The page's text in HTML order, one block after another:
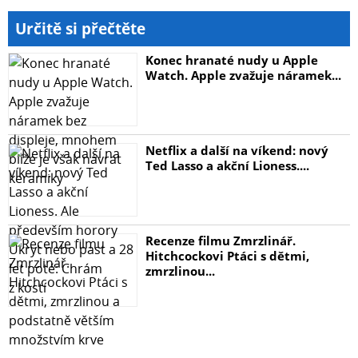
produktu.
Určitě si přečtěte
Konec hranaté nudy u Apple
Watch. Apple zvažuje náramek...
Netflix a další na víkend: nový
Ted Lasso a akční Lioness....
Recenze filmu Zmrzlinář.
Hitchcockovi Ptáci s dětmi,
zmrzlinou...